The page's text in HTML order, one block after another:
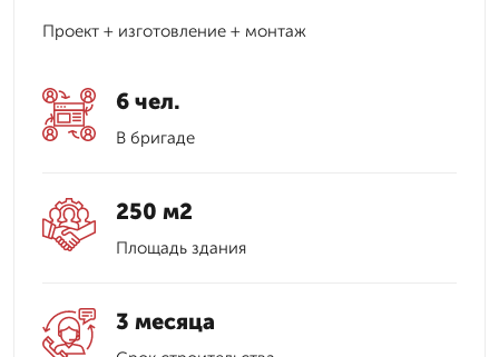
Проект + изготовление + монтаж
6 чел.
В бригаде
250 м2
Площадь здания
3 месяца